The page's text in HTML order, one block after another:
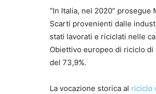
“In Italia, nel 2020”
Scarti provenienti dalle
stati lavorati e riciclati nelle
Obiettivo europeo di riciclo di
del 73,9%.
La vocazione storica al riciclo